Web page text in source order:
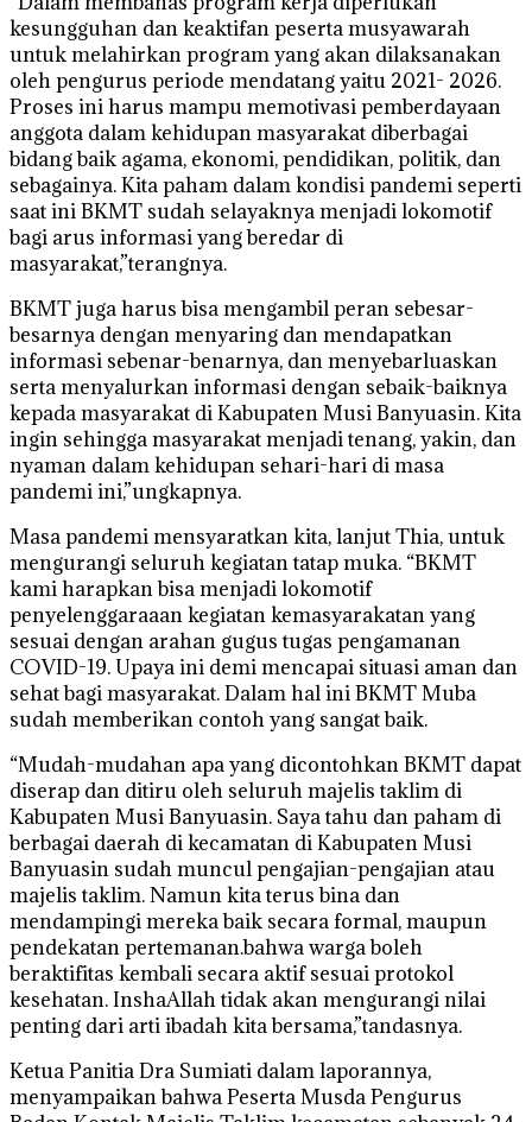
kesungguhan dan keaktifan peserta musyawarah
untuk melahirkan program yang akan dilaksanakan
oleh pengurus periode mendatang yaitu 2021- 2026.
Proses ini harus mampu memotivasi pemberdayaan
anggota dalam kehidupan masyarakat diberbagai
bidang baik agama, ekonomi, pendidikan, politik, dan
sebagainya. Kita paham dalam kondisi pandemi seperti
saat ini BKMT sudah selayaknya menjadi lokomotif
bagi arus informasi yang beredar di
masyarakat,”terangnya.
BKMT juga harus bisa mengambil peran sebesar-
besarnya dengan menyaring dan mendapatkan
informasi sebenar-benarnya, dan menyebarluaskan
serta menyalurkan informasi dengan sebaik-baiknya
kepada masyarakat di Kabupaten Musi Banyuasin. Kita
ingin sehingga masyarakat menjadi tenang, yakin, dan
nyaman dalam kehidupan sehari-hari di masa
pandemi ini,”ungkapnya.
Masa pandemi mensyaratkan kita, lanjut Thia, untuk
mengurangi seluruh kegiatan tatap muka. “BKMT
kami harapkan bisa menjadi lokomotif
penyelenggaraaan kegiatan kemasyarakatan yang
sesuai dengan arahan gugus tugas pengamanan
COVID-19. Upaya ini demi mencapai situasi aman dan
sehat bagi masyarakat. Dalam hal ini BKMT Muba
sudah memberikan contoh yang sangat baik.
“Mudah-mudahan apa yang dicontohkan BKMT dapat
diserap dan ditiru oleh seluruh majelis taklim di
Kabupaten Musi Banyuasin. Saya tahu dan paham di
berbagai daerah di kecamatan di Kabupaten Musi
Banyuasin sudah muncul pengajian-pengajian atau
majelis taklim. Namun kita terus bina dan
mendampingi mereka baik secara formal, maupun
pendekatan pertemanan.bahwa warga boleh
beraktifitas kembali secara aktif sesuai protokol
kesehatan. InshaAllah tidak akan mengurangi nilai
penting dari arti ibadah kita bersama,”tandasnya.
Ketua Panitia Dra Sumiati dalam laporannya,
menyampaikan bahwa Peserta Musda Pengurus